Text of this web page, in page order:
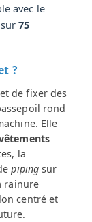
avec le
sur75
?
de fixer des
rond
Elle
la
piping sur
rainure
centré et